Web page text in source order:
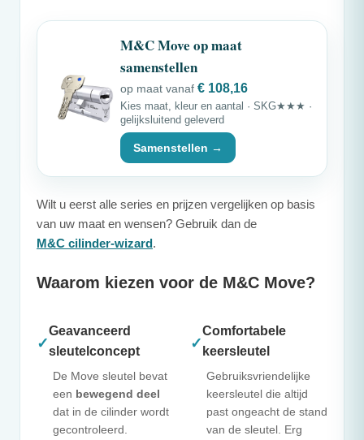
M&CMove op maat
samenstellen
op maat vanaf € 108,16
Kies maat, kleur en aantal · SKG★★★ ·
gelijksluitend geleverd
Samenstellen →
Wilt u eerst alle series en prijzen vergelijken op basis
van uw maat en wensen? Gebruik dan de
M&C cilinder-wizard.
Waarom kiezen voor de M&C Move?
✓
Geavanceerd
sleutelconcept
De Move sleutel bevat
een bewegend deel
dat in de cilinder wordt
gecontroleerd.
✓
Comfortabele
keersleutel
Gebruiksvriendelijke
keersleutel die altijd
past ongeacht de stand
van de sleutel. Erg